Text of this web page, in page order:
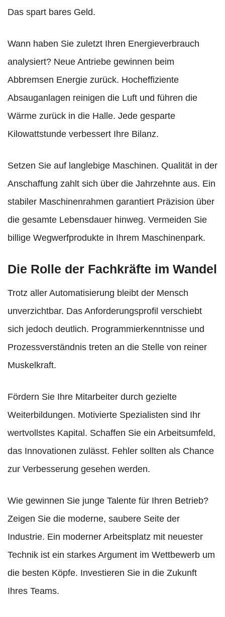
Das spart bares Geld.
Wann haben Sie zuletzt Ihren Energieverbrauch
analysiert? Neue Antriebe gewinnen beim
Abbremsen Energie zurück. Hocheffiziente
Absauganlagen reinigen die Luft und führen die
Wärme zurück in die Halle. Jede gesparte
Kilowattstunde verbessert Ihre Bilanz.
Setzen Sie auf langlebige Maschinen. Qualität in der
Anschaffung zahlt sich über die Jahrzehnte aus. Ein
stabiler Maschinenrahmen garantiert Präzision über
die gesamte Lebensdauer hinweg. Vermeiden Sie
billige Wegwerfprodukte in Ihrem Maschinenpark.
Die Rolle der Fachkräfte im Wandel
Trotz aller Automatisierung bleibt der Mensch
unverzichtbar. Das Anforderungsprofil verschiebt
sich jedoch deutlich. Programmierkenntnisse und
Prozessverständnis treten an die Stelle von reiner
Muskelkraft.
Fördern Sie Ihre Mitarbeiter durch gezielte
Weiterbildungen. Motivierte Spezialisten sind Ihr
wertvollstes Kapital. Schaffen Sie ein Arbeitsumfeld,
das Innovationen zulässt. Fehler sollten als Chance
zur Verbesserung gesehen werden.
Wie gewinnen Sie junge Talente für Ihren Betrieb?
Zeigen Sie die moderne, saubere Seite der
Industrie. Ein moderner Arbeitsplatz mit neuester
Technik ist ein starkes Argument im Wettbewerb um
die besten Köpfe. Investieren Sie in die Zukunft
Ihres Teams.